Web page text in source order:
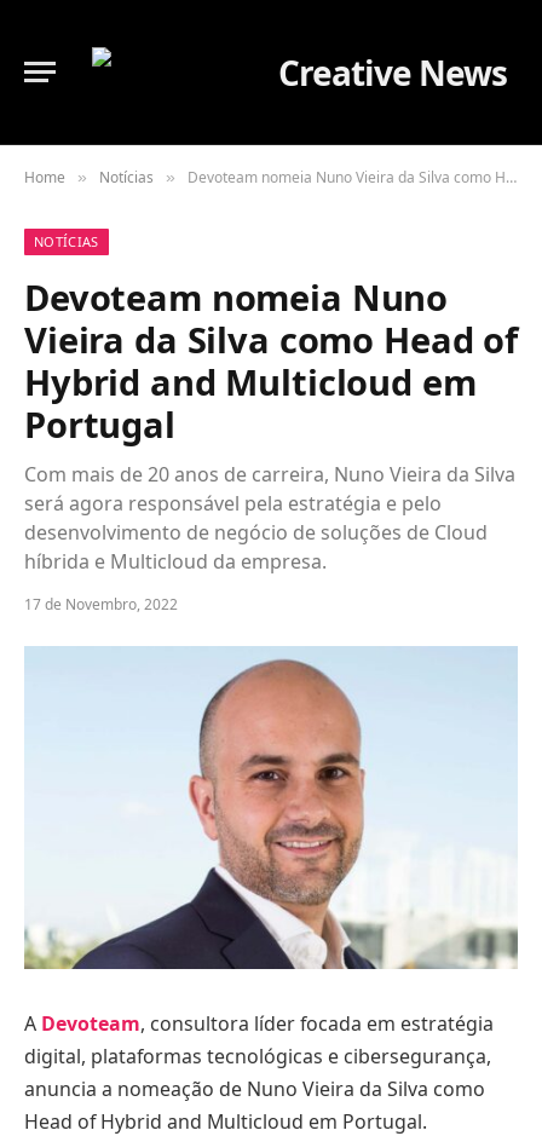
Home » Notícias » Devoteam nomeia Nuno Vieira da Silva como Head of Hybrid and Multicloud em Portugal
NOTÍCIAS
Devoteam nomeia Nuno
Vieira da Silva como Head of
Hybrid and Multicloud em
Portugal
Com mais de 20 anos de carreira, Nuno Vieira da Silva
será agora responsável pela estratégia e pelo
desenvolvimento de negócio de soluções de Cloud
híbrida e Multicloud da empresa.
17 de Novembro, 2022
A Devoteam, consultora líder focada em estratégia
digital, plataformas tecnológicas e cibersegurança,
anuncia a nomeação de Nuno Vieira da Silva como
Head of Hybrid and Multicloud em Portugal.